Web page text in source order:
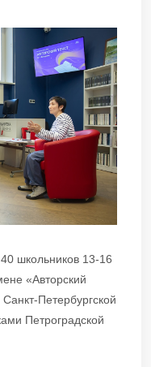
школьников 13-16
«Авторский
Петербургской
Петроградской